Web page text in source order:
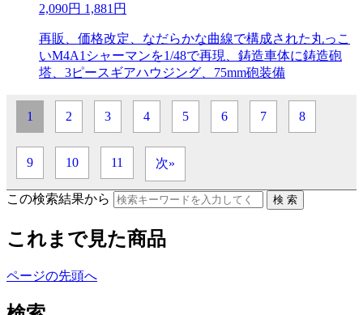
2,090円 1,881円
再販、価格改定、なだらかな曲線で構成された丸っこ
いM4A1シャーマンを1/48で再現、鋳造車体に鋳造砲
塔、3ピースギアハウジング、75mm砲装備
1 2 3 4 5 6 7 8
9 10 11 次»
この検索結果から
これまで見た商品
ページの先頭へ